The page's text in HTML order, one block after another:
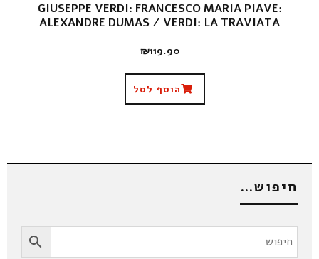
GIUSEPPE VERDI: FRANCESCO MARIA PIAVE:
ALEXANDRE DUMAS / VERDI: LA TRAVIATA
₪119.90
הוסף לסל
חיפוש…